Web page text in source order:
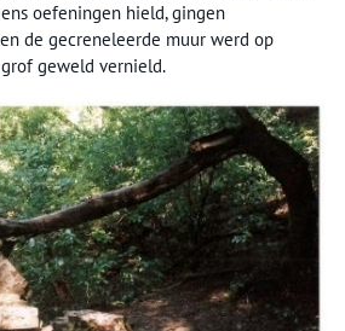
oefeningen hield, gingen
en de gecreneleerde muur werd op
geweld vernield.